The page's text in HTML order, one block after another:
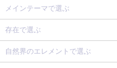
メインテーマで選ぶ
存在で選ぶ
自然界のエレメントで選ぶ